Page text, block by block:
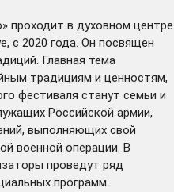
проходит в духовном центре
с 2020 года. Он посвящен
Главная тема
традициям и ценностям,
фестиваля станут семьи и
Российской армии,
выполняющих свой
военной операции. В
проведут ряд
программ.